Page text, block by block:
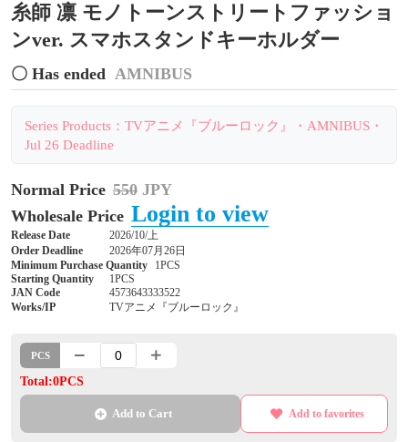
糸師 凛 モノトーンストリートファッショ
ンver. スマホスタンドキーホルダー
〇 Has ended AMNIBUS
Series Products：TVアニメ『ブルーロック』・AMNIBUS・
Jul 26 Deadline
Normal Price 550 JPY
Wholesale Price Login to view
Release Date
2026/10/上
Order Deadline
2026年07月26日
Minimum Purchase Quantity
1PCS
Starting Quantity
1PCS
JAN Code
4573643333522
Works/IP
TVアニメ『ブルーロック』
PCS
Total:0PCS
Add to Cart Add to favorites